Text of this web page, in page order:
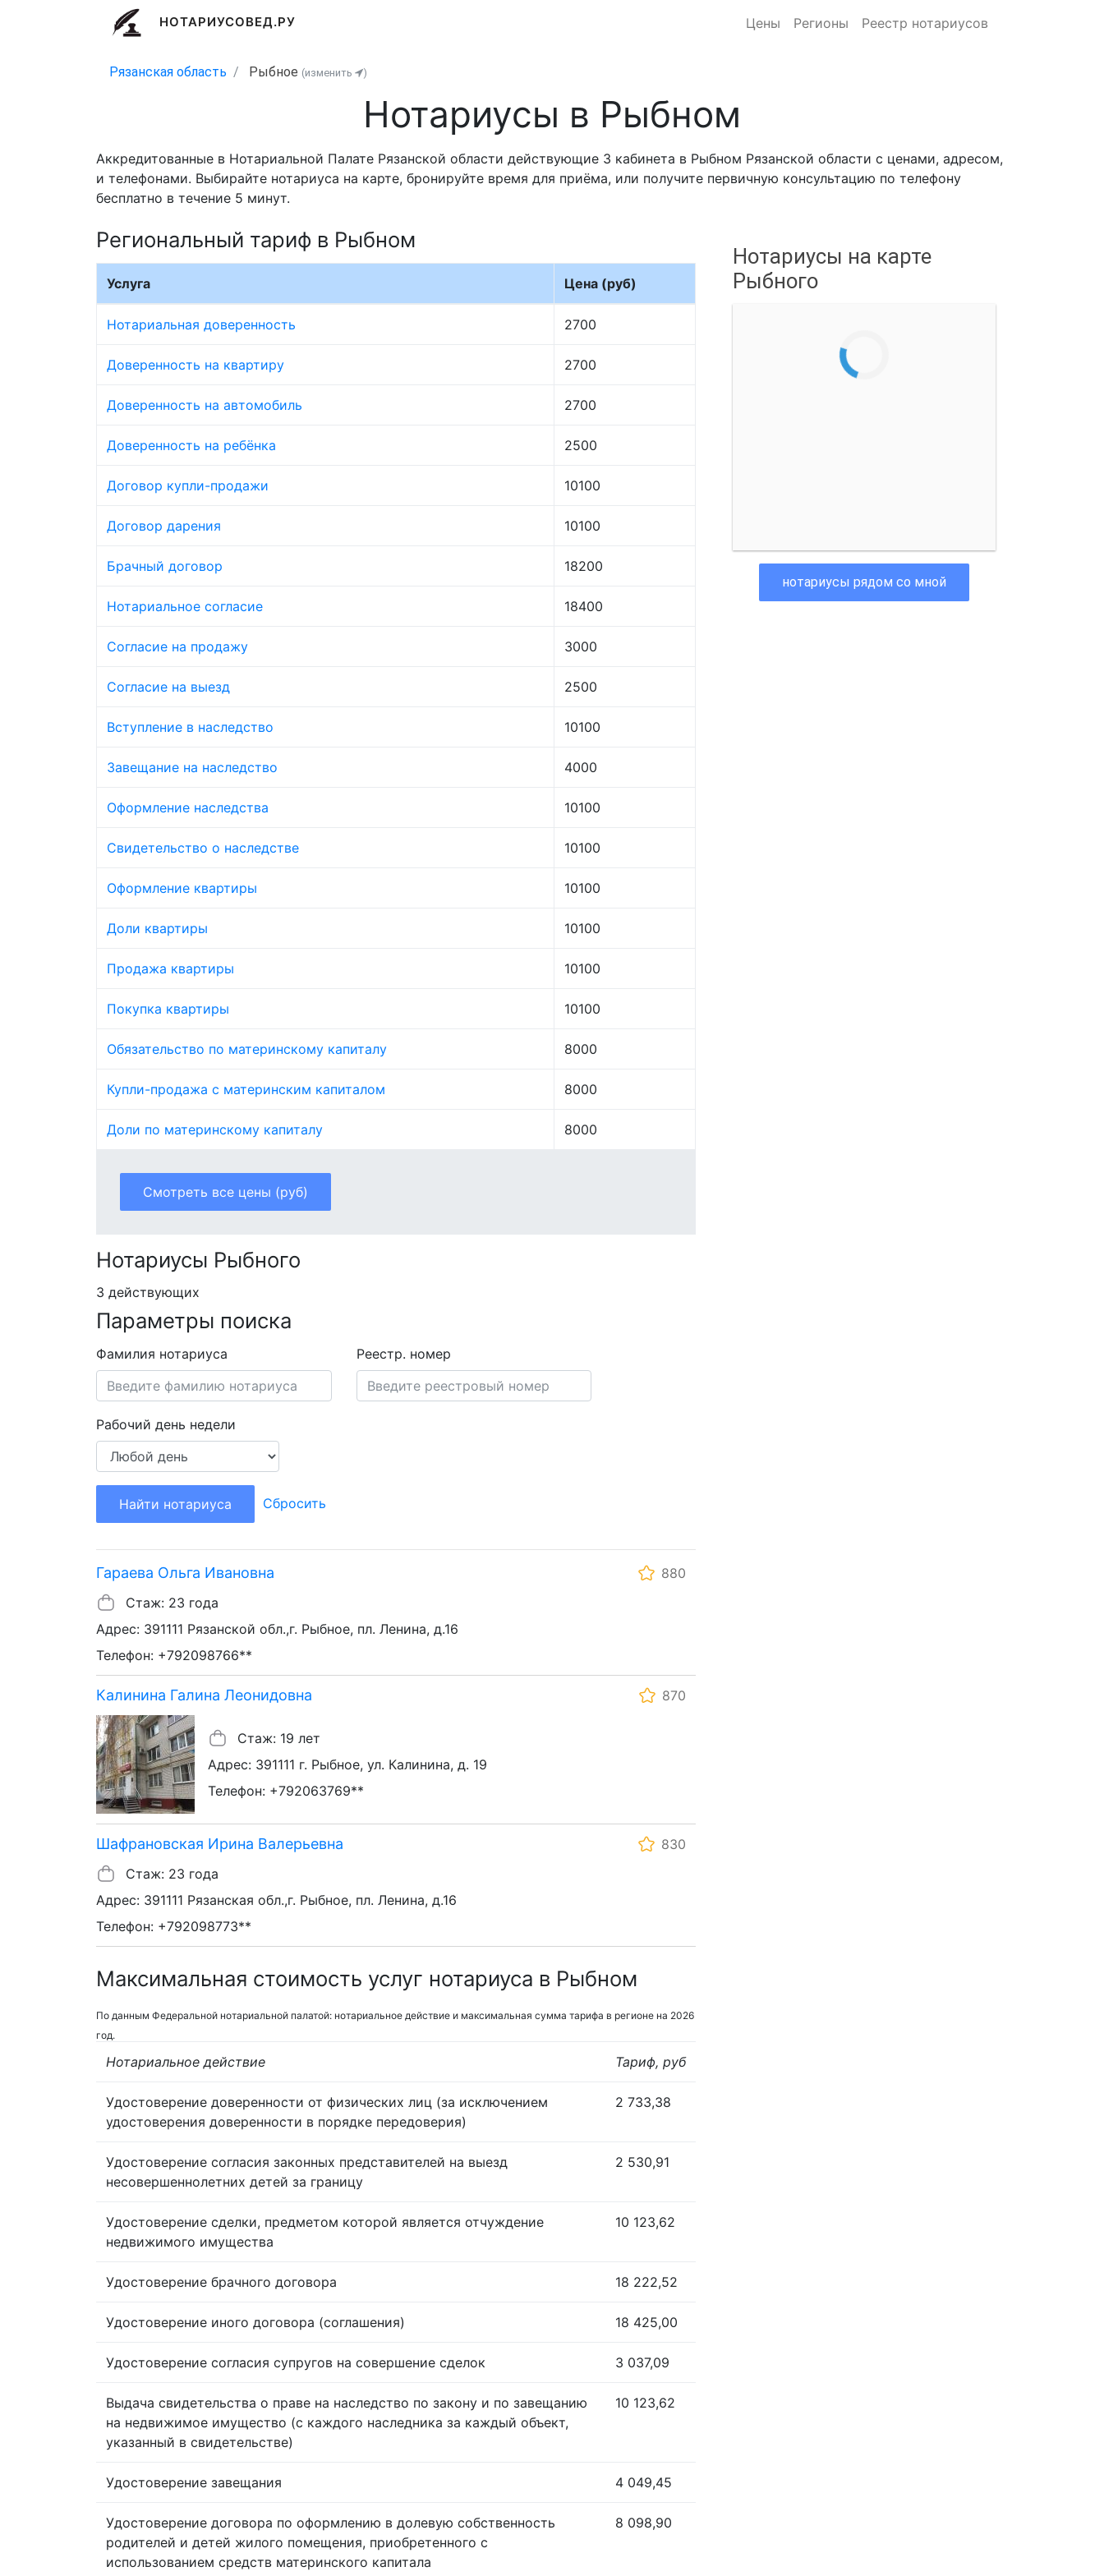
НОТАРИУСОВЕД.РУ Цены Регионы Реестр нотариусов
Рязанская область Рыбное (изменить )
Нотариусы в Рыбном
Аккредитованные в Нотариальной Палате Рязанской области действующие 3 кабинета в Рыбном Рязанской области с ценами, адресом,
и телефонами. Выбирайте нотариуса на карте, бронируйте время для приёма, или получите первичную консультацию по телефону
бесплатно в течение 5 минут.
Региональный тариф в Рыбном
Услуга Цена (руб)
Нотариальная доверенность 2700
Доверенность на квартиру 2700
Доверенность на автомобиль 2700
Доверенность на ребёнка 2500
Договор купли-продажи 10100
Договор дарения 10100
Брачный договор 18200
Нотариальное согласие 18400
Согласие на продажу 3000
Согласие на выезд 2500
Вступление в наследство 10100
Завещание на наследство 4000
Оформление наследства 10100
Свидетельство о наследстве 10100
Оформление квартиры 10100
Доли квартиры 10100
Продажа квартиры 10100
Покупка квартиры 10100
Обязательство по материнскому капиталу 8000
Купли-продажа с материнским капиталом 8000
Доли по материнскому капиталу 8000
Смотреть все цены (руб)
Нотариусы Рыбного
3 действующих
Параметры поиска
Фамилия нотариуса Реестр. номер
Рабочий день недели
Найти нотариуса Сбросить
Гараева Ольга Ивановна
880
Стаж: 23 года
Адрес: 391111 Рязанской обл.,г. Рыбное, пл. Ленина, д.16
Телефон: +792098766**
Калинина Галина Леонидовна 870
Стаж: 19 лет
Адрес: 391111 г. Рыбное, ул. Калинина, д. 19
Телефон: +792063769**
Шафрановская Ирина Валерьевна
830
Стаж: 23 года
Адрес: 391111 Рязанская обл.,г. Рыбное, пл. Ленина, д.16
Телефон: +792098773**
Максимальная стоимость услуг нотариуса в Рыбном
По данным Федеральной нотариальной палатой: нотариальное действие и максимальная сумма тарифа в регионе на 2026
год.
Нотариальное действие Тариф, руб
Удостоверение доверенности от физических лиц (за исключением
удостоверения доверенности в порядке передоверия)
2 733,38
Удостоверение согласия законных представителей на выезд
несовершеннолетних детей за границу
2 530,91
Удостоверение сделки, предметом которой является отчуждение
недвижимого имущества
10 123,62
Удостоверение брачного договора 18 222,52
Удостоверение иного договора (соглашения) 18 425,00
Удостоверение согласия супругов на совершение сделок 3 037,09
Выдача свидетельства о праве на наследство по закону и по завещанию
на недвижимое имущество (с каждого наследника за каждый объект,
указанный в свидетельстве)
10 123,62
Удостоверение завещания 4 049,45
Удостоверение договора по оформлению в долевую собственность
родителей и детей жилого помещения, приобретенного с
использованием средств материнского капитала
8 098,90
Нотариусы на карте
Рыбного
нотариусы рядом со мной